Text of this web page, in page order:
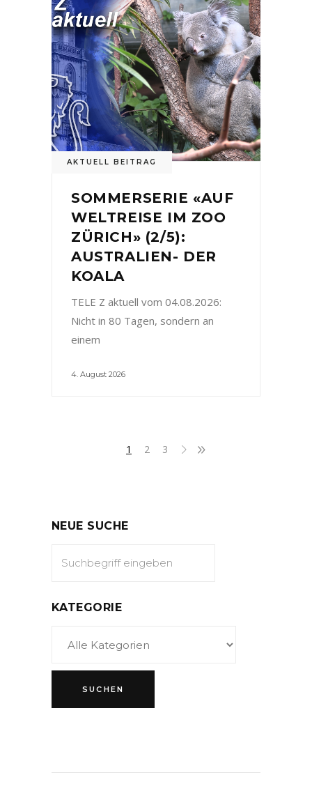
AKTUELL BEITRAG
SOMMERSERIE «AUF
WELTREISE IM ZOO
ZÜRICH» (2/5):
AUSTRALIEN- DER
KOALA
TELE Z aktuell vom 04.08.2026:
Nicht in 80 Tagen, sondern an
einem
4. August 2026
1 2 3
NEUE SUCHE
KATEGORIE